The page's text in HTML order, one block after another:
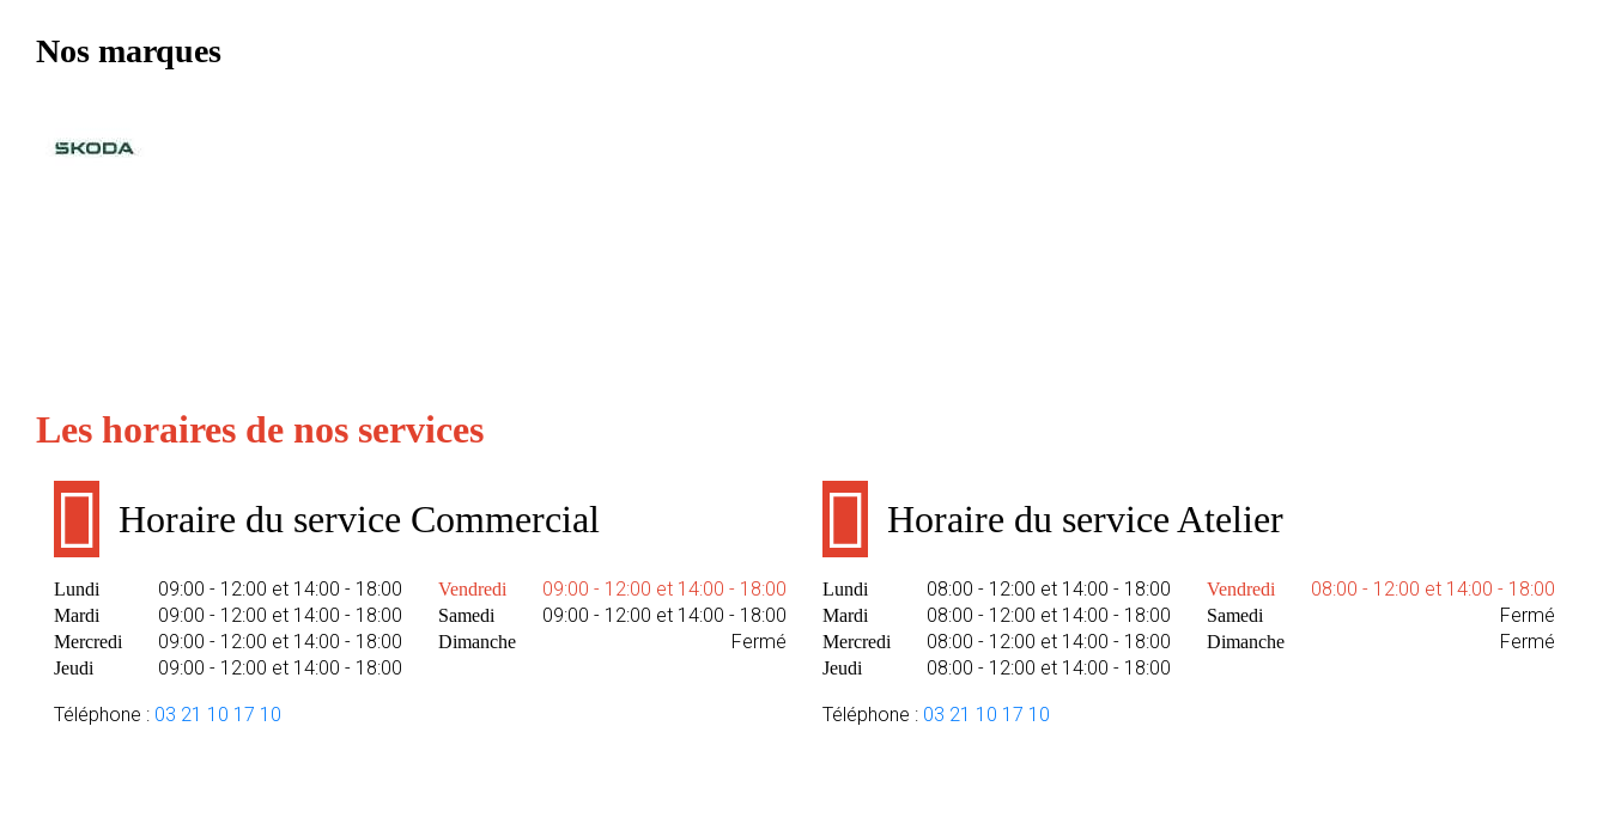
Nos marques
Les horaires de nos services
Horaire du service Commercial
Lundi 09:00 - 12:00 et 14:00 - 18:00
Mardi 09:00 - 12:00 et 14:00 - 18:00
Mercredi 09:00 - 12:00 et 14:00 - 18:00
Jeudi 09:00 - 12:00 et 14:00 - 18:00
Vendredi 09:00 - 12:00 et 14:00 - 18:00
Samedi 09:00 - 12:00 et 14:00 - 18:00
Dimanche Fermé
Téléphone : 03 21 10 17 10
Horaire du service Atelier
Lundi 08:00 - 12:00 et 14:00 - 18:00
Mardi 08:00 - 12:00 et 14:00 - 18:00
Mercredi 08:00 - 12:00 et 14:00 - 18:00
Jeudi 08:00 - 12:00 et 14:00 - 18:00
Vendredi 08:00 - 12:00 et 14:00 - 18:00
Samedi Fermé
Dimanche Fermé
Téléphone : 03 21 10 17 10